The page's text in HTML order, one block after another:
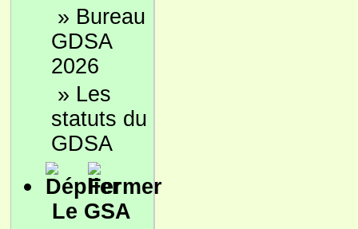
» Bureau
GDSA
2026
» Les
statuts du
GDSA
Le GSA